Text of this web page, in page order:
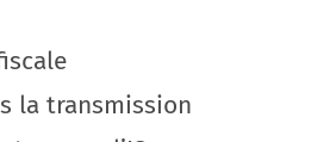
la transmission